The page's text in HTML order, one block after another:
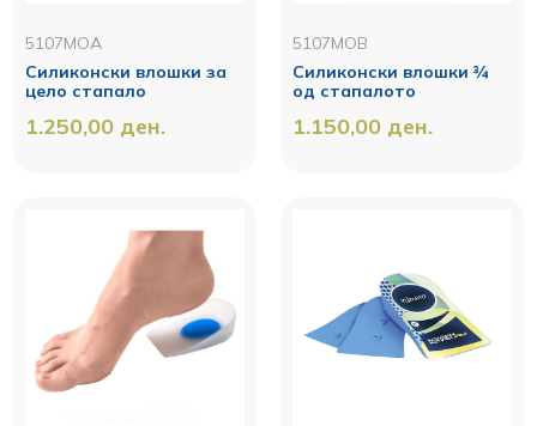
5107MOA
Силиконски влошки за
цело стапало
1.250,00 ден.
5107MOB
Силиконски влошки ¾
од стапалото
1.150,00 ден.